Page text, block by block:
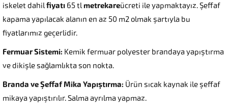
iskelet dahilfiyatı 65 tlmetrekareücreti ile yapmaktayız. Şeffaf
kapama yapılacak alanın en az 50 m2 olmak şartıyla bu
fiyatlarımız geçerlidir.
Fermuar Sistemi: Kemik fermuar polyester brandaya yapıştırma
ve dikişle sağlamlıkta son nokta.
Branda ve Şeffaf Mika Yapıştırma: Ürün sıcak kaynak ile şeffaf
mikaya yapıştırılır. Salma ayrılma yapmaz.